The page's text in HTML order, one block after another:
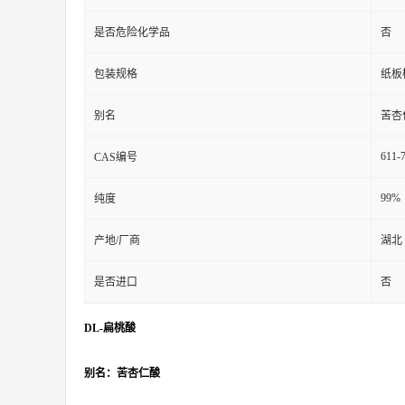
是否危险化学品 否
包装规格 纸板
别名 苦杏
CAS编号 611-
纯度 99%
产地/厂商 湖北
是否进口 否
DL-扁桃酸
别名：苦杏仁酸